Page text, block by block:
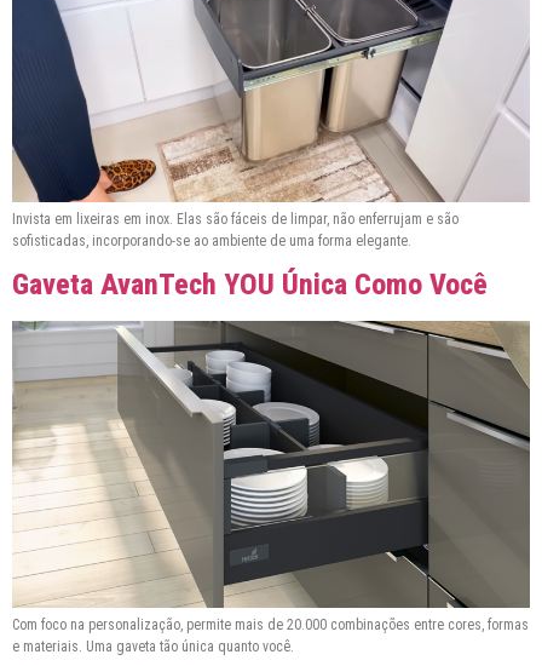
Invista em lixeiras em inox. Elas são fáceis de limpar, não enferrujam e são
sofisticadas, incorporando-se ao ambiente de uma forma elegante.
Gaveta AvanTech YOU Única Como Você
Com foco na personalização, permite mais de 20.000 combinações entre cores, formas
e materiais. Uma gaveta tão única quanto você.